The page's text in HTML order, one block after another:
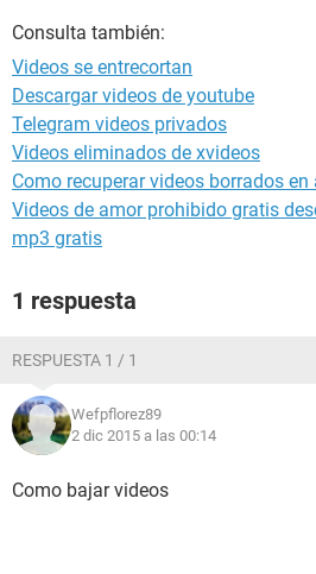
Consulta también:
Videos se entrecortan
Descargar videos de youtube
Telegram videos privados
Videos eliminados de xvideos
Como recuperar videos borrados en
Videos de amor prohibido gratis
mp3 gratis
1 respuesta
RESPUESTA 1 / 1
Wefpflorez89
2 dic 2015 a las 00:14
Como bajar videos